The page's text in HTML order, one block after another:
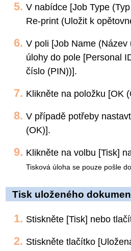
V nabídce [Job Type
Re-print (Uložit k
V poli [Job Name
úlohy do pole [Personal
číslo (PIN))].
Klikněte na položku [OK
V případě potřeby
(OK)].
Klikněte na volbu [Tisk]
Tisková úloha se pouze pošle
Tisk uloženého
Stiskněte [Tisk] nebo
Stiskněte tlačítko